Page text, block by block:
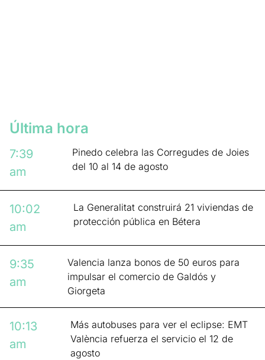
Última hora
7:39
am
Pinedo celebra las Corregudes de Joies
del 10 al 14 de agosto
10:02
am
La Generalitat construirá 21 viviendas de
protección pública en Bétera
9:35
am
Valencia lanza bonos de 50 euros para
impulsar el comercio de Galdós y
Giorgeta
10:13
am
Más autobuses para ver el eclipse: EMT
València refuerza el servicio el 12 de
agosto